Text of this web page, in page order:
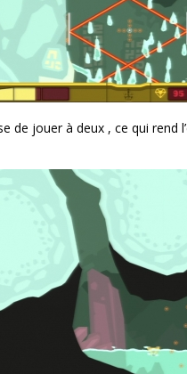
jouer à deux , ce qui rend